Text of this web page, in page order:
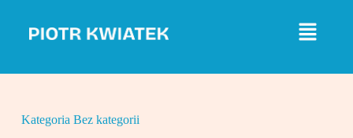
j
d
o
Kategoria Bez kategorii